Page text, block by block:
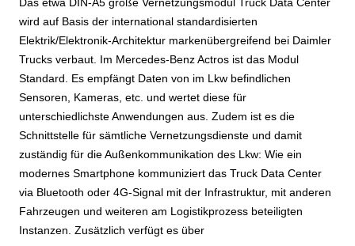
wird auf Basis der international standardisierten
Elektrik/Elektronik-Architektur markenübergreifend bei Daimler
Trucks verbaut. Im Mercedes-Benz Actros ist das Modul
Standard. Es empfängt Daten von im Lkw befindlichen
Sensoren, Kameras, etc. und wertet diese für
unterschiedlichste Anwendungen aus. Zudem ist es die
Schnittstelle für sämtliche Vernetzungsdienste und damit
zuständig für die Außenkommunikation des Lkw: Wie ein
modernes Smartphone kommuniziert das Truck Data Center
via Bluetooth oder 4G-Signal mit der Infrastruktur, mit anderen
Fahrzeugen und weiteren am Logistikprozess beteiligten
Instanzen. Zusätzlich verfügt es über